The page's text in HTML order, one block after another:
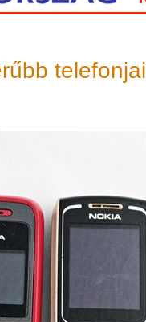
telefonjai